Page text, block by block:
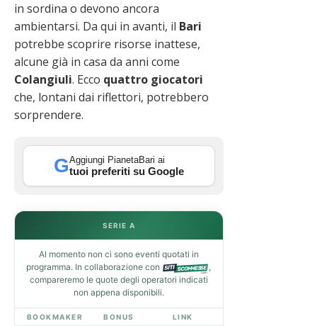
in sordina o devono ancora
ambientarsi. Da qui in avanti, il Bari
potrebbe scoprire risorse inattese,
alcune già in casa da anni come
Colangiuli. Ecco quattro giocatori
che, lontani dai riflettori, potrebbero
sorprendere.
GAggiungi PianetaBari ai
tuoi preferiti su Google
SERIE A
Al momento non ci sono eventi quotati in
programma. In collaborazione con
,
compareremo le quote degli operatori indicati
non appena disponibili.
BOOKMAKER BONUS LINK